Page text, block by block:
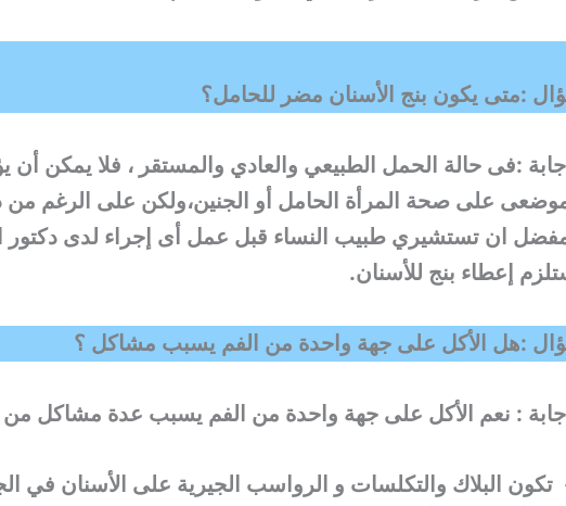
:متى يكون بنج الأسنان مضر للحامل؟
:فى حالة الحمل الطبيعي والعادي والمستقر ، فلا يمكن أن
على صحة المرأة الحامل أو الجنين،ولكن على الرغم
ان تستشيري طبيب النساء قبل عمل أى إجراء لدى دكتور
إعطاء بنج للأسنان.
:هل الأكل على جهة واحدة من الفم يسبب مشاكل ؟
: نعم الأكل على جهة واحدة من الفم يسبب عدة مشاكل من
تكون البلاك والتكلسات و الرواسب الجيرية على الأسنان في